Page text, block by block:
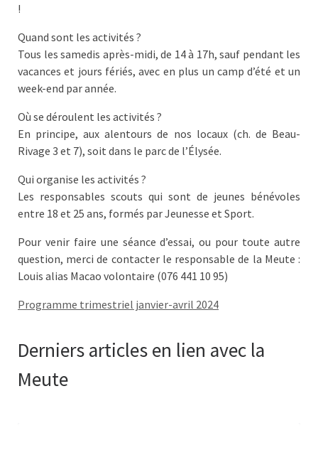
!
Quand sont les activités ?
Tous les samedis après-midi, de 14 à 17h, sauf pendant les
vacances et jours fériés, avec en plus un camp d’été et un
week-end par année.
Où se déroulent les activités ?
En principe, aux alentours de nos locaux (ch. de Beau-
Rivage 3 et 7), soit dans le parc de l’Élysée.
Qui organise les activités ?
Les responsables scouts qui sont de jeunes bénévoles
entre 18 et 25 ans, formés par Jeunesse et Sport.
Pour venir faire une séance d’essai, ou pour toute autre
question, merci de contacter le responsable de la Meute :
Louis alias Macao volontaire (076 441 10 95)
Programme trimestriel janvier-avril 2024
Derniers articles en lien avec la
Meute